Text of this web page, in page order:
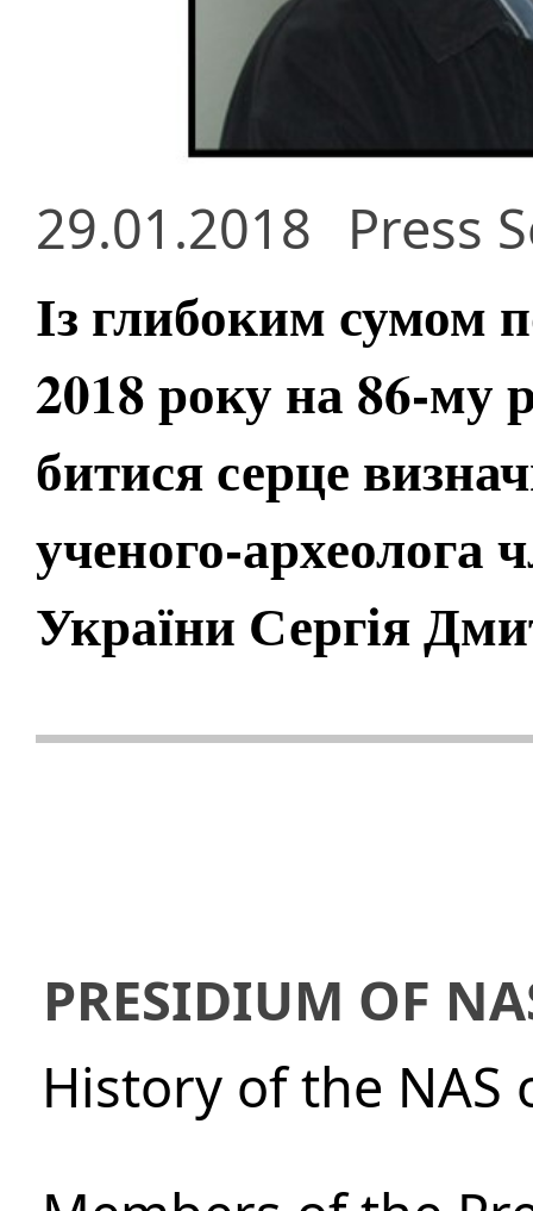
29.01.2018 Press
Із глибоким сумом
2018 року на 86-му
битися серце
ученого-
України Сергія
PRESIDIUM OF
History of the NAS